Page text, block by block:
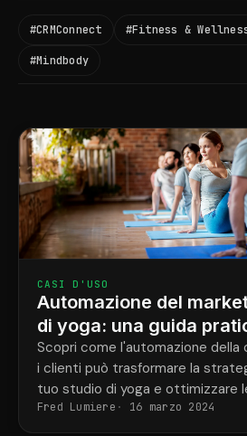
#CRMConnect #Fitness &
#Mindbody
CASI D'USO
Automazione del
di yoga: una guida
proprietari
Scopri come l'automazione della
i clienti può trasformare la
tuo studio di yoga e ottimizzare
Fred Lumiere 16 marzo 2024